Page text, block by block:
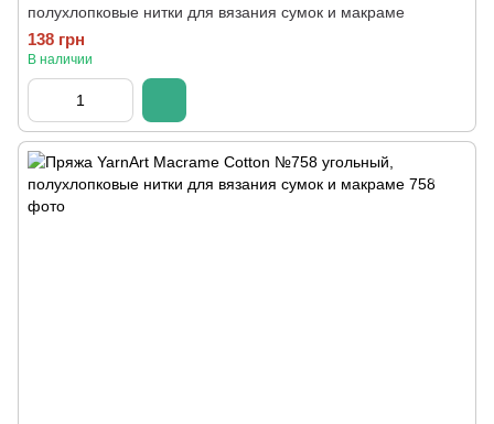
полухлопковые нитки для вязания сумок и макраме
138 грн
В наличии